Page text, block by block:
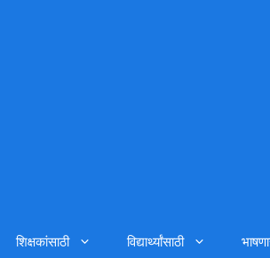
शिक्षकांसाठी विद्यार्थ्यांसाठी